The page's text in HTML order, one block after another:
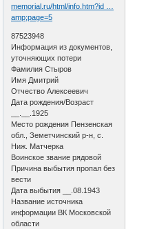
memorial.ru/html/info.htm?id …
amp;page=5
87523948
Информация из документов,
уточняющих потери
Фамилия Стыров
Имя Дмитрий
Отчество Алексеевич
Дата рождения/Возраст
__.__.1925
Место рождения Пензенская
обл., Земетчинский р-н, с.
Ниж. Матчерка
Воинское звание рядовой
Причина выбытия пропал без
вести
Дата выбытия __.08.1943
Название источника
информации ВК Московской
области